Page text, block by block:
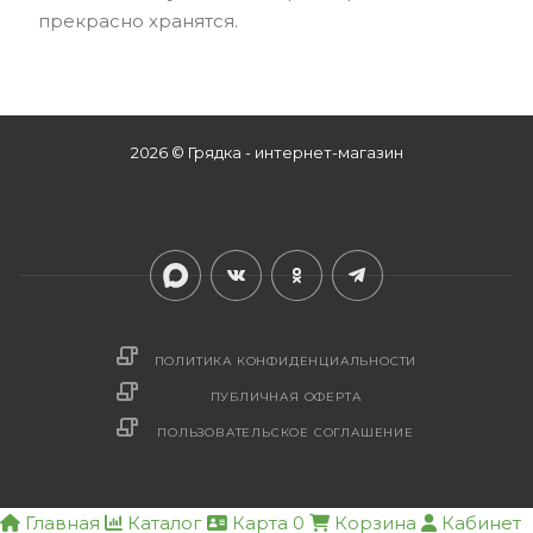
прекрасно хранятся.
2026 © Грядка - интернет-магазин
ПОЛИТИКА КОНФИДЕНЦИАЛЬНОСТИ
ПУБЛИЧНАЯ ОФЕРТА
ПОЛЬЗОВАТЕЛЬСКОЕ СОГЛАШЕНИЕ
Главная Каталог Карта 0 Корзина Кабинет